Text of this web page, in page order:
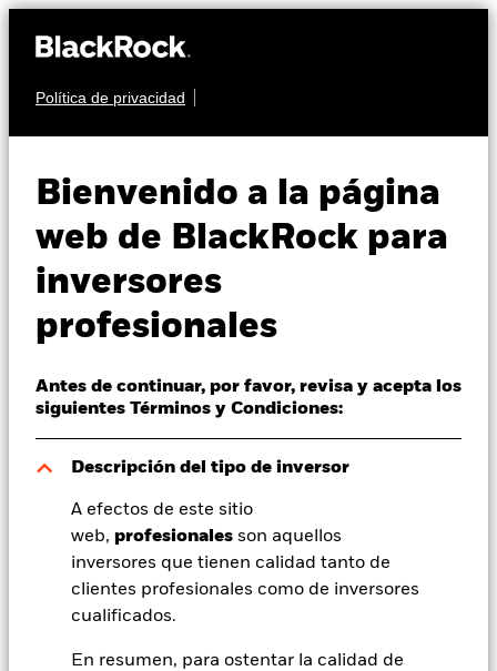
Política de privacidad
Bienvenido a la página
web de BlackRock para
inversores
profesionales
Antes de continuar, por favor, revisa y acepta los
siguientes Términos y Condiciones:
Descripción del tipo de inversor
A efectos de este sitio
web, profesionales son aquellos
inversores que tienen calidad tanto de
clientes profesionales como de inversores
cualificados.
En resumen, para ostentar la calidad de
Perspectivas
Visión de mercado
Educación
Profesionales
España
Change location
BlackRock
iShares
(IE)
Valor liquidativo a 06 ago 2026
EUR 34,49
EUR 0,00 (-0,01%)